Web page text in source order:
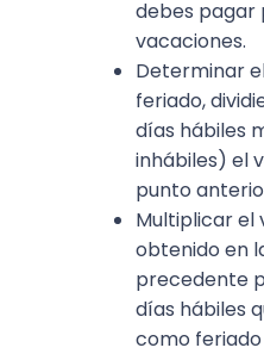
debes
vacaciones.
Determinar
feriado,
días hábiles
inhábiles) el
punto
Multiplicar el
obtenido en
precedente
días hábiles
como